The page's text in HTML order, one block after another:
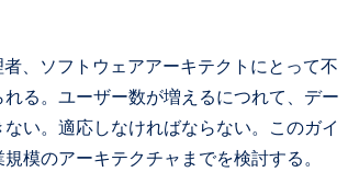
、ソフトウェアアーキテクトにとって不
る。ユーザー数が増えるにつれて、デー
い。適応しなければならない。このガイ
模のアーキテクチャまでを検討する。